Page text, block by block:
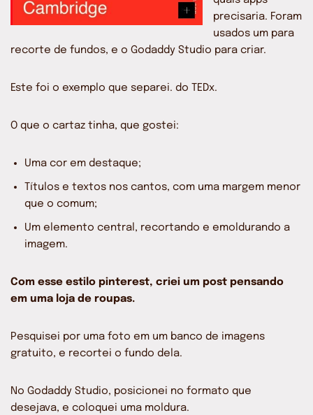
precisaria. Foram
usados um para
recorte de fundos, e o Godaddy Studio para criar.
Este foi o exemplo que separei. do TEDx.
O que o cartaz tinha, que gostei:
Uma cor em destaque;
Títulos e textos nos cantos, com uma margem menor
que o comum;
Um elemento central, recortando e emoldurando a
imagem.
Com esse estilo pinterest, criei um post pensando
em uma loja de roupas.
Pesquisei por uma foto em um banco de imagens
gratuito, e recortei o fundo dela.
No Godaddy Studio, posicionei no formato que
desejava, e coloquei uma moldura.